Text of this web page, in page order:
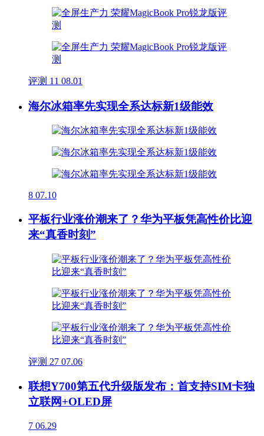
评测 11 08.01
海尔冰箱率先实现全系达标新1级能效
8 07.10
平板行业涨价潮来了？华为平板凭高性价比迎
来“真香时刻”
评测 27 07.06
联想Y700第五代升级版发布：首支持SIM卡独
立联网+OLED屏
7 06.29